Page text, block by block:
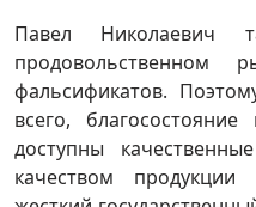
Павел Николаевич
фальсификатов.
всего,
доступны
качеством